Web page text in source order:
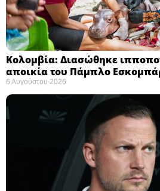
Κολομβία: Διασώθηκε
αποικία του Πάμπλο
6 Αυγούστου 2026